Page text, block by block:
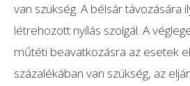
van szükség. A bélsár távozására
létrehozott nyílás szolgál. A
műtéti beavatkozásra az esetek
százalékában van szükség, az